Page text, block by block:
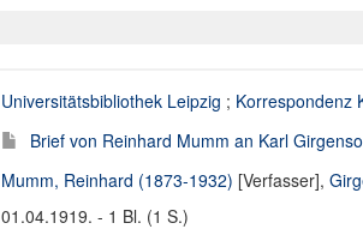
Universitätsbibliothek Leipzig ; Korrespondenz
Brief von Reinhard Mumm an Karl
Mumm, Reinhard (1873-1932) [Verfasser],
01.04.1919. - 1 Bl. (1 S.)